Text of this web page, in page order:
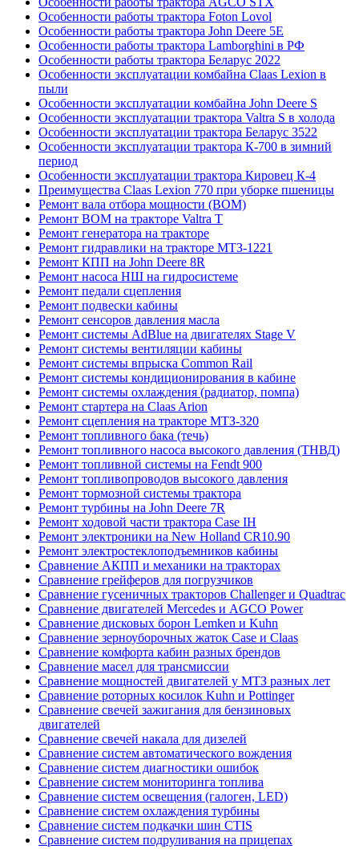
Особенности работы трактора Foton Lovol
Особенности работы трактора John Deere 5E
Особенности работы трактора Lamborghini в РФ
Особенности работы трактора Беларус 2022
Особенности эксплуатации комбайна Claas Lexion в
пыли
Особенности эксплуатации комбайна John Deere S
Особенности эксплуатации трактора Valtra S в холода
Особенности эксплуатации трактора Беларус 3522
Особенности эксплуатации трактора К-700 в зимний
период
Особенности эксплуатации трактора Кировец К-4
Преимущества Claas Lexion 770 при уборке пшеницы
Ремонт вала отбора мощности (ВОМ)
Ремонт ВОМ на тракторе Valtra T
Ремонт генератора на тракторе
Ремонт гидравлики на тракторе МТЗ-1221
Ремонт КПП на John Deere 8R
Ремонт насоса НШ на гидросистеме
Ремонт педали сцепления
Ремонт подвески кабины
Ремонт сенсоров давления масла
Ремонт системы AdBlue на двигателях Stage V
Ремонт системы вентиляции кабины
Ремонт системы впрыска Common Rail
Ремонт системы кондиционирования в кабине
Ремонт системы охлаждения (радиатор, помпа)
Ремонт стартера на Claas Arion
Ремонт сцепления на тракторе МТЗ-320
Ремонт топливного бака (течь)
Ремонт топливного насоса высокого давления (ТНВД)
Ремонт топливной системы на Fendt 900
Ремонт топливопроводов высокого давления
Ремонт тормозной системы трактора
Ремонт турбины на John Deere 7R
Ремонт ходовой части трактора Case IH
Ремонт электроники на New Holland CR10.90
Ремонт электростеклоподъемников кабины
Сравнение АКПП и механики на тракторах
Сравнение грейферов для погрузчиков
Сравнение гусеничных тракторов Challenger и Quadtrac
Сравнение двигателей Mercedes и AGCO Power
Сравнение дисковых борон Lemken и Kuhn
Сравнение зерноуборочных жаток Case и Claas
Сравнение комфорта кабин разных брендов
Сравнение масел для трансмиссии
Сравнение мощностей двигателей у МТЗ разных лет
Сравнение роторных косилок Kuhn и Pottinger
Сравнение свечей зажигания для бензиновых
двигателей
Сравнение свечей накала для дизелей
Сравнение систем автоматического вождения
Сравнение систем диагностики ошибок
Сравнение систем мониторинга топлива
Сравнение систем освещения (галоген, LED)
Сравнение систем охлаждения турбины
Сравнение систем подкачки шин CTIS
Сравнение систем подруливания на прицепах